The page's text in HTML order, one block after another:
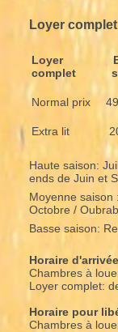
Loyer complet
Loyer
complet
Normal prix
Extra lit
Haute saison:
ends de Juin et
Moyenne
Octobre /
Basse saison:
Horaire d'arrivée
Chambres à
Loyer complet:
Horaire pour
Chambres à